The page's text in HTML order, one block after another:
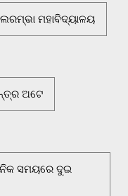
ଲରମ୍ଭା ମହାବିଦ୍ୟାଳୟ
ଅଟେ
ସମୟରେ ଦୁଇ